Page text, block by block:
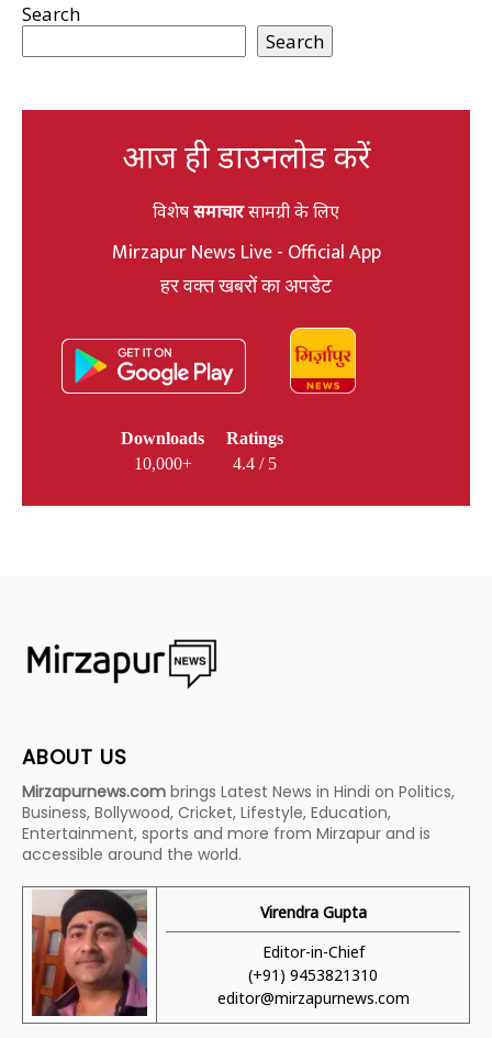
Search
Search
आज ही डाउनलोड करें
विशेषसमाचारसामग्री के लिए
Mirzapur News Live - Official App
हर वक्त खबरों का अपडेट
Downloads
10,000+
Ratings
4.4 / 5
ABOUT US
Mirzapurnews.com brings Latest News in Hindi on Politics,
Business, Bollywood, Cricket, Lifestyle, Education,
Entertainment, sports and more from Mirzapur and is
accessible around the world.
Virendra Gupta
Editor-in-Chief
(+91) 9453821310
editor@mirzapurnews.com